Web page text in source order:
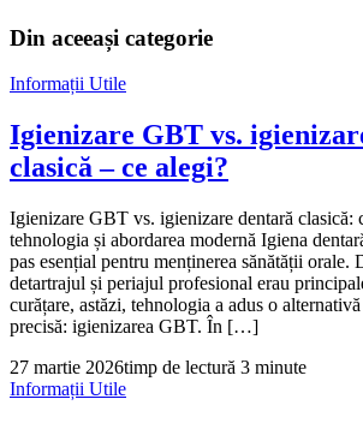
Din aceeași categorie
Informații Utile
Igienizare GBT vs.
clasică – ce alegi?
Igienizare GBT vs. igienizare dentară clasică:
tehnologia și abordarea modernă Igiena
pas esențial pentru menținerea sănătății orale.
detartrajul și periajul profesional erau
curățare, astăzi, tehnologia a adus o
precisă: igienizarea GBT. În […]
27 martie 2026timp de lectură 3 minute
Informații Utile